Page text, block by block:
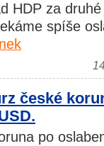
HDP za
spíše
české
po